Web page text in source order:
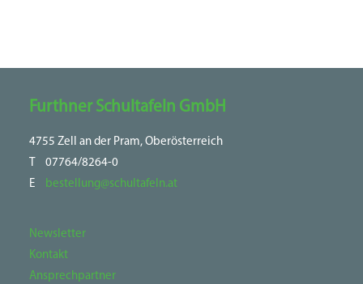
Furthner Schultafeln GmbH
4755 Zell an der Pram, Oberösterreich
T
07764/8264-0
E
bestellung@schultafeln.at
Newsletter
Kontakt
Ansprechpartner